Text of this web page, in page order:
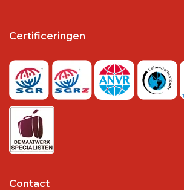
Certificeringen
Contact